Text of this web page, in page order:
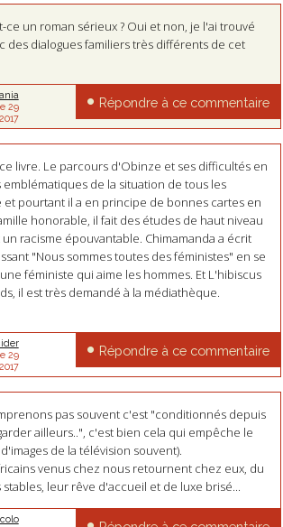
ce un roman sérieux ? Oui et non, je l'ai trouvé
des dialogues familiers très différents de cet
29
Répondre à ce commentaire
livre. Le parcours d'Obinze et ses difficultés en
de la situation de tous les
et pourtant il a en principe de bonnes cartes en
honorable, il fait des études de haut niveau
racisme épouvantable. Chimamanda a écrit
"Nous sommes toutes des féministes" en se
féministe qui aime les hommes. Et L'hibiscus
il est très demandé à la médiathèque.
29
Répondre à ce commentaire
pas souvent c'est "conditionnés depuis
ailleurs..", c'est bien cela qui empêche le
de la télévision souvent).
venus chez nous retournent chez eux, du
stables, leur rêve d'accueil et de luxe brisé...
colo